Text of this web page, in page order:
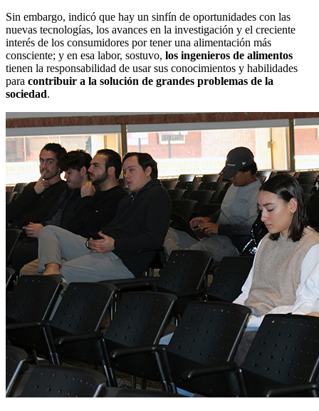
Sin embargo, indicó que hay un sinfín de oportunidades con las
nuevas tecnologías, los avances en la investigación y el creciente
interés de los consumidores por tener una alimentación más
consciente; y en esa labor, sostuvo, los ingenieros de alimentos
tienen la responsabilidad de usar sus conocimientos y habilidades
para contribuir a la solución de grandes problemas de la
sociedad.